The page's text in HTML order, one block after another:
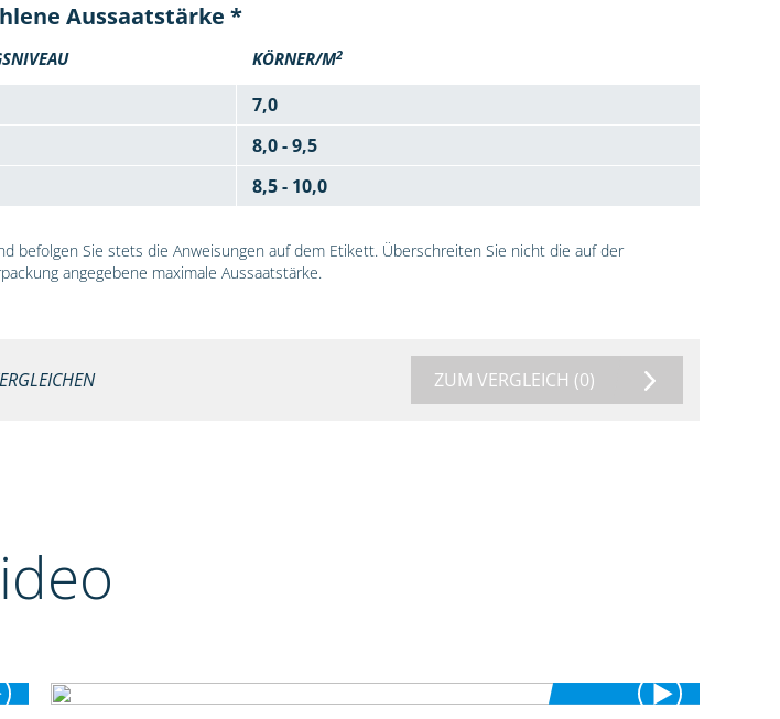
Aussaatstärke *
KÖRNER/M2
7,0
8,0 - 9,5
8,5 - 10,0
befolgen Sie stets die Anweisungen auf dem Etikett. Überschreiten Sie nicht die auf der
angegebene maximale Aussaatstärke.
ZUM VERGLEICH (0)